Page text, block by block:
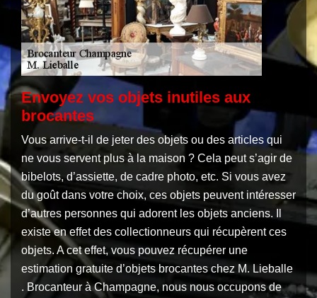
Envoyez vos objets inutiles aux
brocantes
Vous arrive-t-il de jeter des objets ou des articles qui
ne vous servent plus à la maison ? Cela peut s’agir de
bibelots, d’assiette, de cadre photo, etc. Si vous avez
du goût dans votre choix, ces objets peuvent intéresser
d’autres personnes qui adorent les objets anciens. Il
existe en effet des collectionneurs qui récupèrent ces
objets. A cet effet, vous pouvez récupérer une
estimation gratuite d’objets brocantes chez M. Lieballe
. Brocanteur à Champagne, nous nous occupons de